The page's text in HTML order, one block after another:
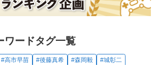
ワードタグ一覧
#高市早苗 #後藤真希 #森岡毅
#城彰二